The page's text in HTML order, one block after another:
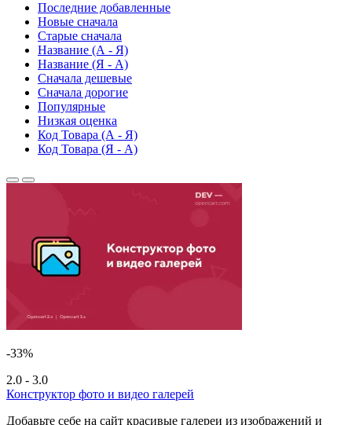
Последние добавленные
Новые сначала
Старые сначала
Название (А - Я)
Название (Я - А)
Сначала дешевые
Сначала дорогие
Популярные
Низкая оценка
Код Товара (А - Я)
Код Товара (Я - А)
-33%
2.0 - 3.0
Конструктор фото и видео галерей
Добавьте себе на сайт красивые галереи из изображений и